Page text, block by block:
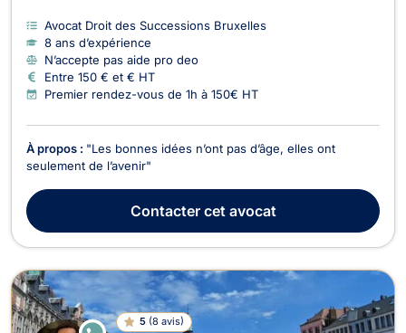
Avocat Droit des Successions Bruxelles
8 ans d’expérience
N’accepte pas aide pro deo
Entre 150 € et € HT
Premier rendez-vous de 1h à 150€ HT
À propos : "Les bonnes idées n’ont pas d’âge, elles ont
seulement de l’avenir"
Contactercet avocat
5 (8 avis)
E